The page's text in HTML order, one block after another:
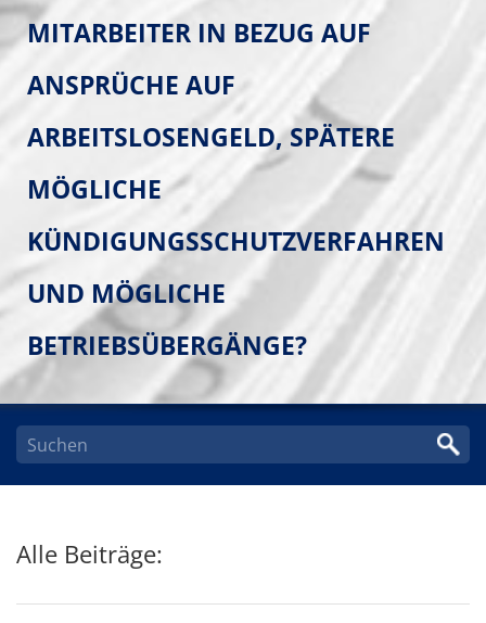
MITARBEITER IN BEZUG AUF
ANSPRÜCHE AUF
ARBEITSLOSENGELD, SPÄTERE
MÖGLICHE
KÜNDIGUNGSSCHUTZVERFAHREN
UND MÖGLICHE
BETRIEBSÜBERGÄNGE?
Alle Beiträge: